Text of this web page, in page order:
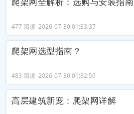
477 阅读 2026-07-30 01:33:37
爬架网选型指南？
483 阅读 2026-07-30 01:32:59
高层建筑新宠：爬架网详解